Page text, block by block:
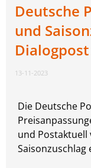
Deutsche
und
Dialogpost
13-11-2023
Die Deutsche
und
Saisonzuschlag